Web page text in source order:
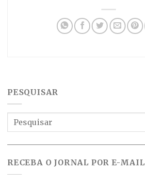
PESQUISAR
RECEBA O JORNAL POR E-MAIL